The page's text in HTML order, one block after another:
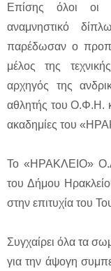
Επίσης όλοι οι
αναμνηστικό
παρέδωσαν ο
μέλος της
αρχηγός της
αθλητής του Ο.Φ.Η.
ακαδημίες του
Το «ΗΡΑΚΛΕΙΟ»
του Δήμου
στην επιτυχία του
Συγχαίρει όλα τα
για την άψογη